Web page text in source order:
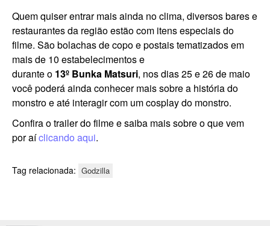
Quem quiser entrar mais ainda no clima, diversos bares e
restaurantes da região estão com itens especiais do
filme. São bolachas de copo e postais tematizados em
mais de 10 estabelecimentos e
durante o 13º Bunka Matsuri, nos dias 25 e 26 de maio
você poderá ainda conhecer mais sobre a história do
monstro e até interagir com um cosplay do monstro.
Confira o trailer do filme e saiba mais sobre o que vem
por aíclicando aqui.
Tag relacionada: Godzilla